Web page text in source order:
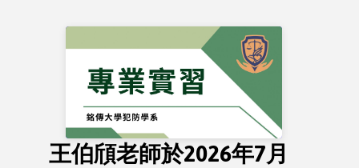
王伯頎老師於2026年7月